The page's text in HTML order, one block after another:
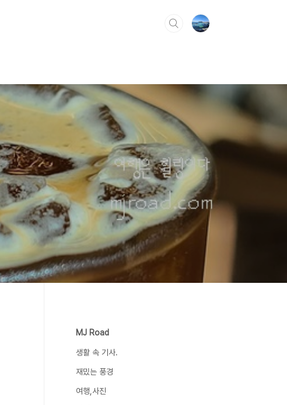
MJ Road
생활 속 기사.
재밌는 풍경
여행,사진